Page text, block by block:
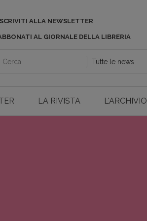
ALLA NEWSLETTER
AL GIORNALE DELLA LIBRERIA
LA RIVISTA L'ARCHIVIO